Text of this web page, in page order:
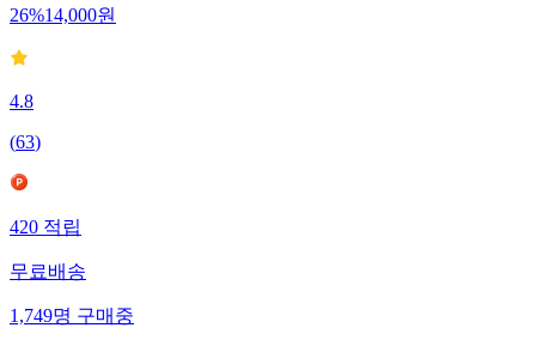
26%14,000원
4.8
(63)
420적립
무료배송
1,749명구매중